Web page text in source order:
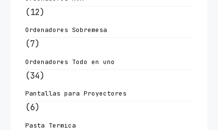
(12)
Ordenadores Sobremesa
(7)
Ordenadores Todo en uno
(34)
Pantallas para Proyectores
(6)
Pasta Termica